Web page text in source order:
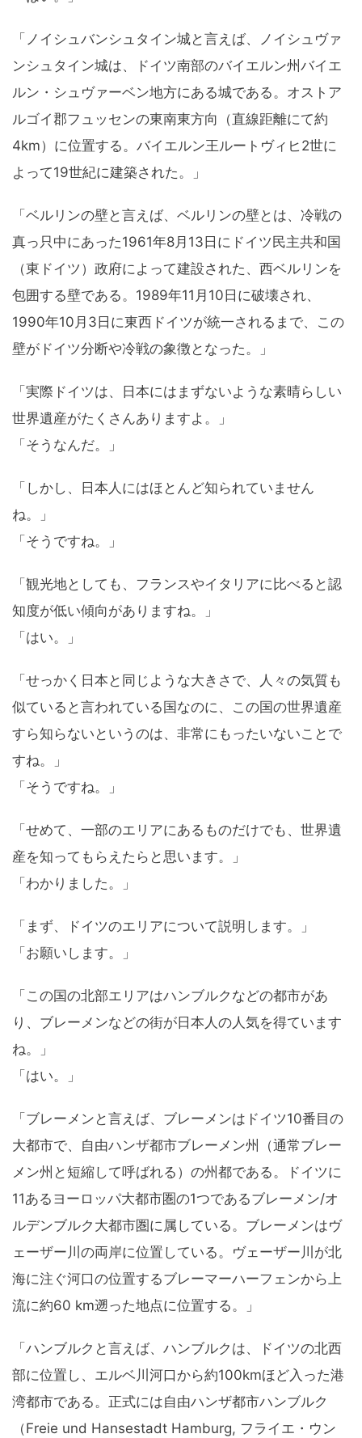
「ノイシュバンシュタイン城と言えば、ノイシュヴァ
ンシュタイン城は、ドイツ南部のバイエルン州バイエ
ルン・シュヴァーベン地方にある城である。オストア
ルゴイ郡フュッセンの東南東方向（直線距離にて約
4km）に位置する。バイエルン王ルートヴィヒ2世に
よって19世紀に建築された。」
「ベルリンの壁と言えば、ベルリンの壁とは、冷戦の
真っ只中にあった1961年8月13日にドイツ民主共和国
（東ドイツ）政府によって建設された、西ベルリンを
包囲する壁である。1989年11月10日に破壊され、
1990年10月3日に東西ドイツが統一されるまで、この
壁がドイツ分断や冷戦の象徴となった。」
「実際ドイツは、日本にはまずないような素晴らしい
世界遺産がたくさんありますよ。」
「そうなんだ。」
「しかし、日本人にはほとんど知られていません
ね。」
「そうですね。」
「観光地としても、フランスやイタリアに比べると認
知度が低い傾向がありますね。」
「はい。」
「せっかく日本と同じような大きさで、人々の気質も
似ていると言われている国なのに、この国の世界遺産
すら知らないというのは、非常にもったいないことで
すね。」
「そうですね。」
「せめて、一部のエリアにあるものだけでも、世界遺
産を知ってもらえたらと思います。」
「わかりました。」
「まず、ドイツのエリアについて説明します。」
「お願いします。」
「この国の北部エリアはハンブルクなどの都市があ
り、ブレーメンなどの街が日本人の人気を得ています
ね。」
「はい。」
「ブレーメンと言えば、ブレーメンはドイツ10番目の
大都市で、自由ハンザ都市ブレーメン州（通常ブレー
メン州と短縮して呼ばれる）の州都である。ドイツに
11あるヨーロッパ大都市圏の1つであるブレーメン/オ
ルデンブルク大都市圏に属している。ブレーメンはヴ
ェーザー川の両岸に位置している。ヴェーザー川が北
海に注ぐ河口の位置するブレーマーハーフェンから上
流に約60 km遡った地点に位置する。」
「ハンブルクと言えば、ハンブルクは、ドイツの北西
部に位置し、エルベ川河口から約100kmほど入った港
湾都市である。正式には自由ハンザ都市ハンブルク
（Freie und Hansestadt Hamburg, フライエ・ウン